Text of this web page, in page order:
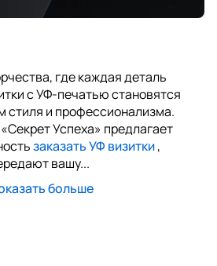
где каждая деталь
с УФ-печатью становятся
стиля и профессионализма.
Успеха» предлагает
заказать УФ визитки,
вашу...
больше